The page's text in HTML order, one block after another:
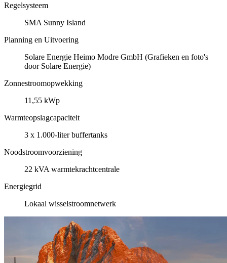
Regelsysteem
SMA Sunny Island
Planning en Uitvoering
Solare Energie Heimo Modre GmbH (Grafieken en foto's
door Solare Energie)
Zonnestroomopwekking
11,55 kWp
Warmteopslagcapaciteit
3 x 1.000-liter buffertanks
Noodstroomvoorziening
22 kVA warmtekrachtcentrale
Energiegrid
Lokaal wisselstroomnetwerk